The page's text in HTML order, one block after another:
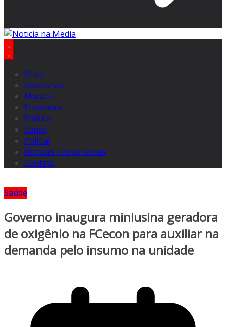
Brasil
Amazonas
Manaus
Economia
Politica
Saúde
Policial
Notícias Corporativas
Contato
Saúde
Governo inaugura miniusina geradora
de oxigênio na FCecon para auxiliar na
demanda pelo insumo na unidade